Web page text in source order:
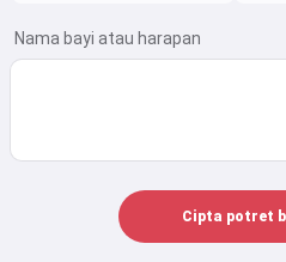
Nama bayi atau harapan
Cipta potret